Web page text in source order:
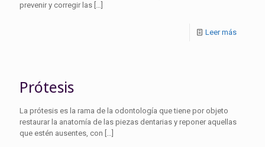
prevenir y corregir las […]
Leer más
Prótesis
La prótesis es la rama de la odontología que tiene por objeto
restaurar la anatomía de las piezas dentarias y reponer aquellas
que estén ausentes, con […]